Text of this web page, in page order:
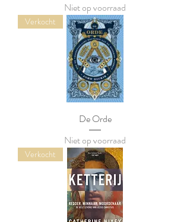
Niet op voorraad
Verkocht
De Orde
Niet op voorraad
Verkocht